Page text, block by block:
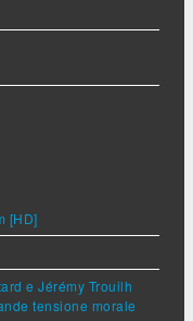
[HD]
e Jérémy Trouilh
tensione morale